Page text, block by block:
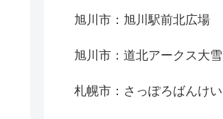
旭川市：旭川駅前北広場
旭川市：道北アークス大
札幌市：さっぽろばんけ